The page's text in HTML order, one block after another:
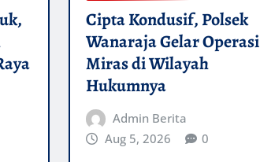
Cipta Kondusif, Polsek
Wanaraja Gelar Operasi
Miras di Wilayah
Hukumnya
Admin Berita
Aug 5, 2026
0